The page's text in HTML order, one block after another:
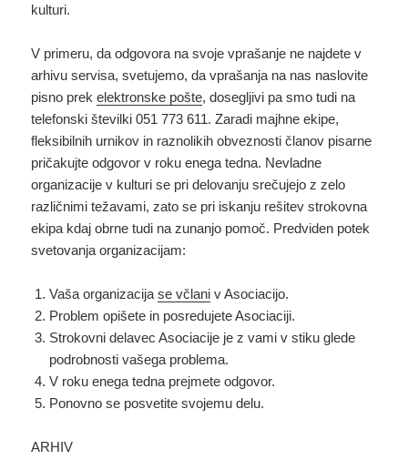
kulturi.
V primeru, da odgovora na svoje vprašanje ne najdete v
arhivu servisa, svetujemo, da vprašanja na nas naslovite
pisno prekelektronske pošte, dosegljivi pa smo tudi na
telefonski številki 051 773 611. Zaradi majhne ekipe,
fleksibilnih urnikov in raznolikih obveznosti članov pisarne
pričakujte odgovor v roku enega tedna. Nevladne
organizacije v kulturi se pri delovanju srečujejo z zelo
različnimi težavami, zato se pri iskanju rešitev strokovna
ekipa kdaj obrne tudi na zunanjo pomoč. Predviden potek
svetovanja organizacijam:
Vaša organizacijase včlani v Asociacijo.
Problem opišete in posredujete Asociaciji.
Strokovni delavec Asociacije je z vami v stiku glede
podrobnosti vašega problema.
V roku enega tedna prejmete odgovor.
Ponovno se posvetite svojemu delu.
ARHIV